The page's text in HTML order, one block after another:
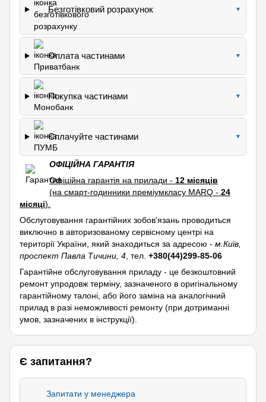
Безготівковий розрахунок ▼
Оплата частинами ▼
Покупка частинами ▼
Сплачуйте частинами ▼
ОФІЦІЙНА ГАРАНТІЯ
Офіційна гарантія на прилади - 12 місяців
(на смарт-годинники преміумкласу MARQ - 24
місяці).
Обслуговування гарантійних зобов'язань проводиться
виключно в авторизованому сервісному центрі на
території України, який знаходиться за адресою - м.Київ,
проспект Павла Тичини, 4 , тел. +380(44)299-85-06
Гарантійне обслуговування приладу - це безкоштовний
ремонт упродовж терміну, зазначеного в оригінальному
гарантійному талоні, або його заміна на аналогічний
прилад в разі неможливості ремонту (при дотриманні
умов, зазначених в інструкції).
Є запитання?
Запитати у менеджера